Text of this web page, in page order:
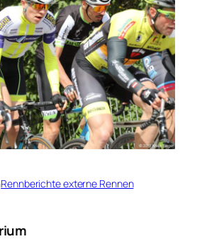
Rennberichte externe Rennen